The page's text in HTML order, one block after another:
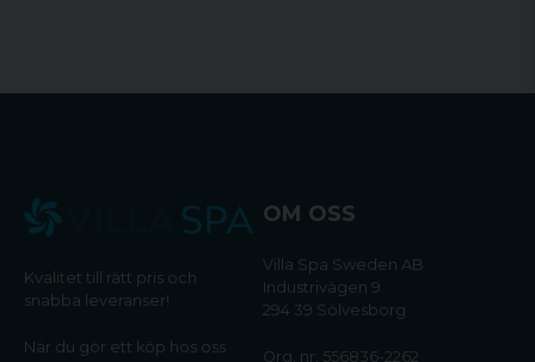
Kvalitet till rätt pris och
snabba leveranser!
När du gör ett köp hos oss
OM OSS
Villa Spa Sweden AB
Industrivägen 9
294 39 Sölvesborg
Org. nr: 556836-2262